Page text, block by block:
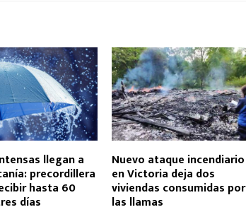
llegan a
precordillera
hasta 60
días
Nuevo ataque incendiario
en Victoria deja dos
viviendas consumidas por
las llamas